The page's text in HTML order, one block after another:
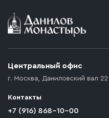
Центральный офис
г. Москва, Даниловский вал 22
Контакты
+7 (916) 868-10-00